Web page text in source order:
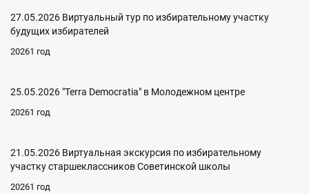
27.05.2026 Виртуальный тур по избирательному участку
будущих избирателей
20261 год
25.05.2026 "Terra Democratia" в Молодежном центре
20261 год
21.05.2026 Виртуальная экскурсия по избирательному
участку старшеклассников Советинской школы
20261 год